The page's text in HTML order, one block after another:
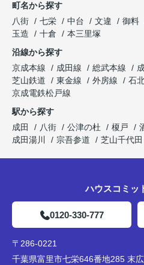
町名から探す
八街
七栄 中台 文違 御料
玉造
十倉
本三里塚
沿線から探す
京成本線
成田線 総武本線
芝山鉄道
東金線 外房線 石
京成電鉄松戸線
駅から探す
成田
八街 公津の杜 榎戸
成田湯川
宗吾参道 芝山千代田
ハウスコミッ
0120-330-777
〒286-0221
千葉県富里市七栄646番地285 末